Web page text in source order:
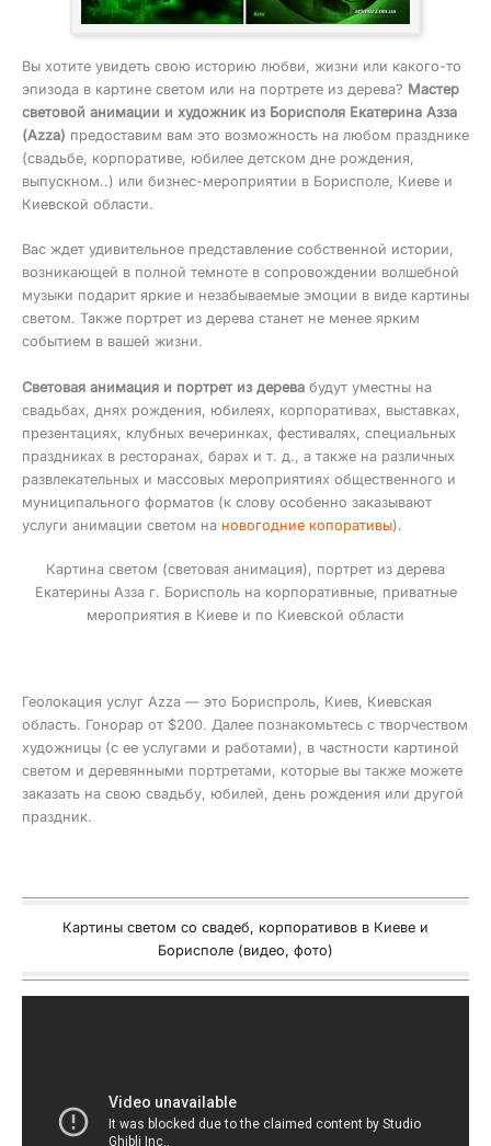
Вы хотите увидеть свою историю любви, жизни или какого-то
эпизода в картине светом или на портрете из дерева? Мастер
световой анимации и художник из Борисполя Екатерина Азза
(Azza) предоставим вам это возможность на любом празднике
(свадьбе, корпоративе, юбилее детском дне рождения,
выпускном..) или бизнес-мероприятии в Борисполе, Киеве и
Киевской области.
Вас ждет удивительное представление собственной истории,
возникающей в полной темноте в сопровождении волшебной
музыки подарит яркие и незабываемые эмоции в виде картины
светом. Также портрет из дерева станет не менее ярким
событием в вашей жизни.
Световая анимация и портрет из дерева будут уместны на
свадьбах, днях рождения, юбилеях, корпоративах, выставках,
презентациях, клубных вечеринках, фестивалях, специальных
праздниках в ресторанах, барах и т. д., а также на различных
развлекательных и массовых мероприятиях общественного и
муниципального форматов (к слову особенно заказывают
услуги анимации светом на новогодние копоративы).
Картина светом (световая анимация), портрет из дерева
Екатерины Азза г. Борисполь на корпоративные, приватные
мероприятия в Киеве и по Киевской области
Геолокация услуг Azza — это Бориспроль, Киев, Киевская
область. Гонорар от $200. Далее познакомьтесь с творчеством
художницы (с ее услугами и работами), в частности картиной
светом и деревянными портретами, которые вы также можете
заказать на свою свадьбу, юбилей, день рождения или другой
праздник.
Картины светом со свадеб, корпоративов в Киеве и
Борисполе (видео, фото)